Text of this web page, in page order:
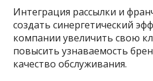
Интеграция рассылки и
создать синергетический
компании увеличить свою
повысить узнаваемость
качество обслуживания.